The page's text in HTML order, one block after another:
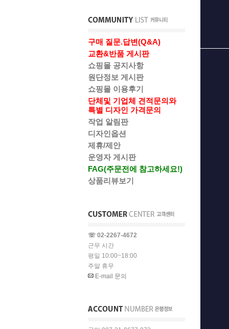
구매 질문.답변(Q&A)
교환&반품 게시판
쇼핑몰 공지사항
원단정보 게시판
쇼핑몰 이용후기
단체및 기업체 견적문의와
특별 디자인 가격문의
작업 알림판
디자인옵션
제휴/제안
운영자 게시판
FAG(주문전에 참고하세요!)
상품리뷰보기
☏ 02-2267-4672
근무 시간
평일 10:00~18:00
주말 휴무
E-mail 문의